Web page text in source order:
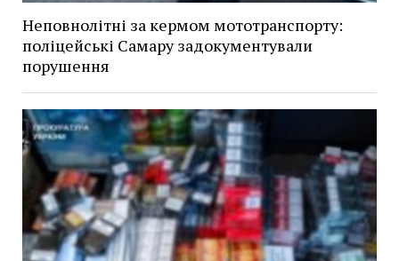
Неповнолітні за кермом мототранспорту:
поліцейські Самару задокументували
порушення